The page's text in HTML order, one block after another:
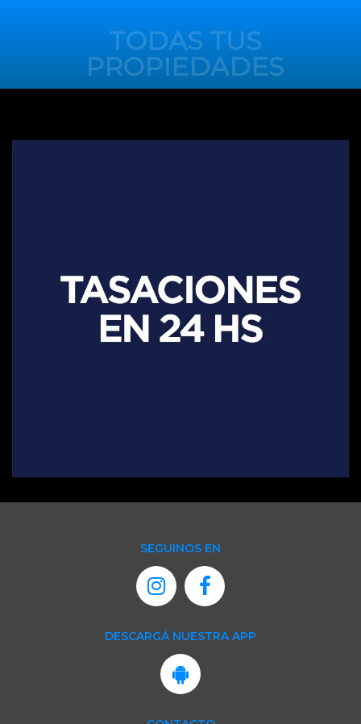
SEGUINOS EN
DESCARGÁ NUESTRA APP